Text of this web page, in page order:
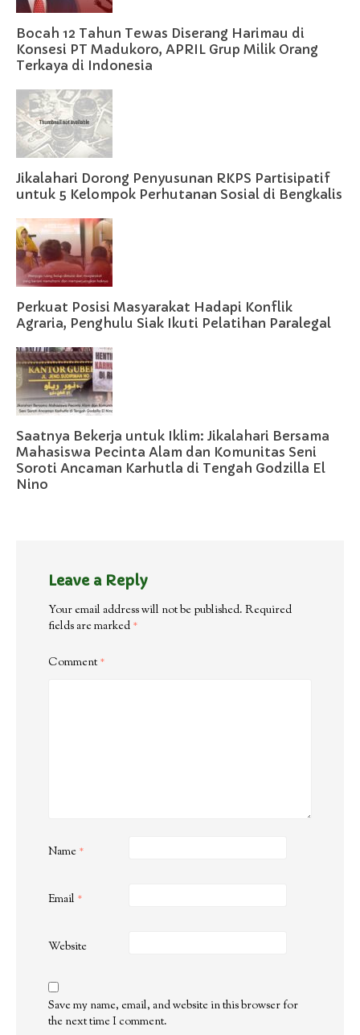
Bocah 12 Tahun Tewas Diserang Harimau di
Konsesi PT Madukoro, APRIL Grup Milik Orang
Terkaya di Indonesia
Jikalahari Dorong Penyusunan RKPS Partisipatif
untuk 5 Kelompok Perhutanan Sosial di Bengkalis
Perkuat Posisi Masyarakat Hadapi Konflik
Agraria, Penghulu Siak Ikuti Pelatihan Paralegal
Saatnya Bekerja untuk Iklim: Jikalahari Bersama
Mahasiswa Pecinta Alam dan Komunitas Seni
Soroti Ancaman Karhutla di Tengah Godzilla El
Nino
Leave a Reply
Your email address will not be published. Required
fields are marked *
Comment*
Name *
Email *
Website
Save my name, email, and website in this browser for
the next time I comment.